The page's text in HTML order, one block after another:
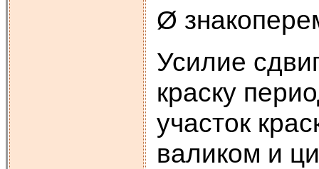
Ø
Усилие
краску
участок
валиком и